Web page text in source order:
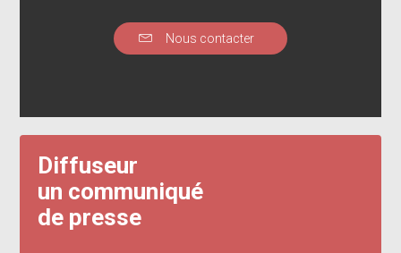
Nous contacter
Diffuseur
un communiqué
de presse